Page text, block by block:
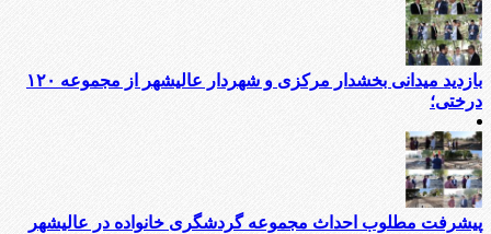
بازدید میدانی بخشدار مرکزی و شهردار عالیشهر از مجموعه ۱۲۰
درختی؛
پیشرفت مطلوب احداث مجموعه گردشگری خانواده در عالیشهر